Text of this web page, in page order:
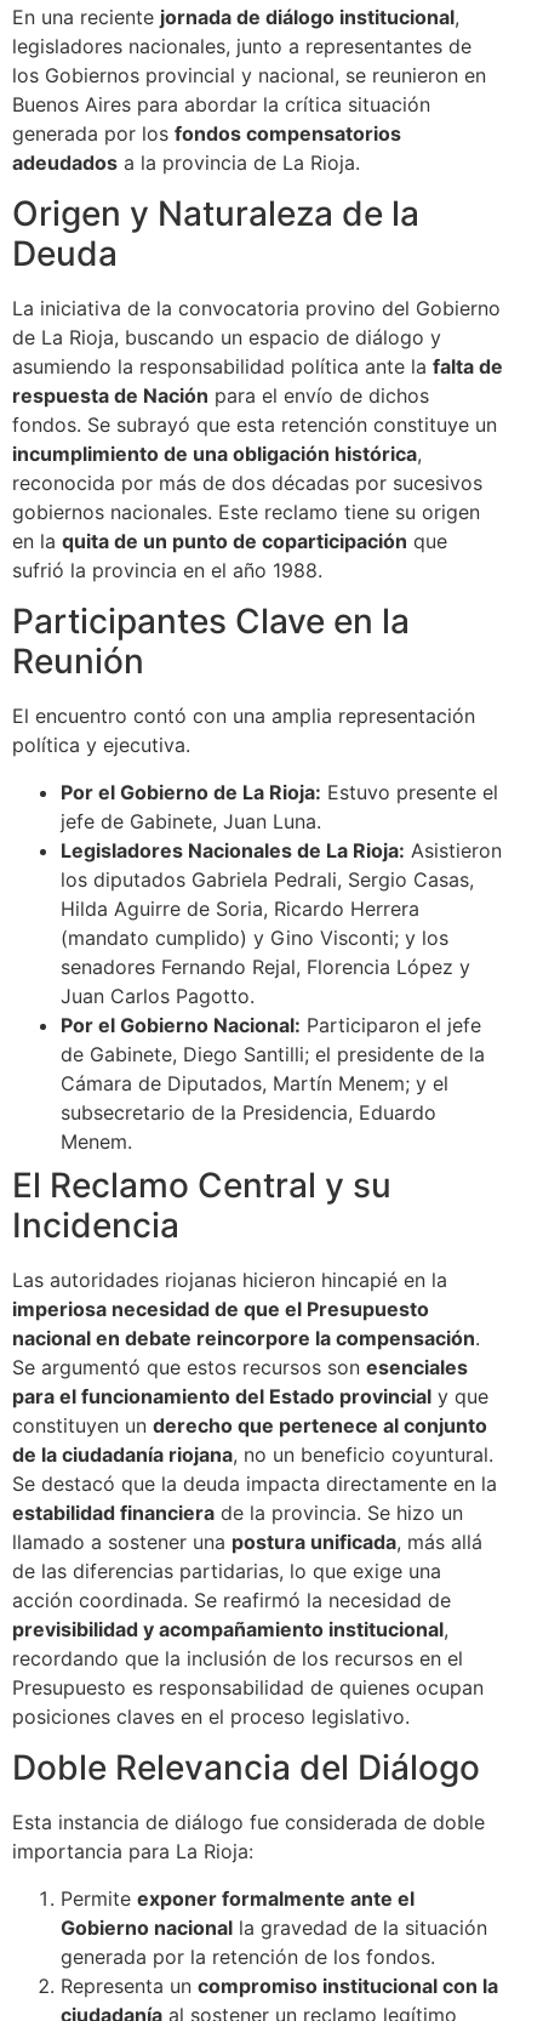
En una reciente jornada de diálogo institucional,
legisladores nacionales, junto a representantes de
los Gobiernos provincial y nacional, se reunieron en
Buenos Aires para abordar la crítica situación
generada por los fondos compensatorios
adeudados a la provincia de La Rioja.
Origen y Naturaleza de la
Deuda
La iniciativa de la convocatoria provino del Gobierno
de La Rioja, buscando un espacio de diálogo y
asumiendo la responsabilidad política ante la falta de
respuesta de Nación para el envío de dichos
fondos. Se subrayó que esta retención constituye un
incumplimiento de una obligación histórica,
reconocida por más de dos décadas por sucesivos
gobiernos nacionales. Este reclamo tiene su origen
en la quita de un punto de coparticipación que
sufrió la provincia en el año 1988.
Participantes Clave en la
Reunión
El encuentro contó con una amplia representación
política y ejecutiva.
Por el Gobierno de La Rioja: Estuvo presente el
jefe de Gabinete, Juan Luna.
Legisladores Nacionales de La Rioja: Asistieron
los diputados Gabriela Pedrali, Sergio Casas,
Hilda Aguirre de Soria, Ricardo Herrera
(mandato cumplido) y Gino Visconti; y los
senadores Fernando Rejal, Florencia López y
Juan Carlos Pagotto.
Por el Gobierno Nacional: Participaron el jefe
de Gabinete, Diego Santilli; el presidente de la
Cámara de Diputados, Martín Menem; y el
subsecretario de la Presidencia, Eduardo
Menem.
El Reclamo Central y su
Incidencia
Las autoridades riojanas hicieron hincapié en la
imperiosa necesidad de que el Presupuesto
nacional en debate reincorpore la compensación.
Se argumentó que estos recursos son esenciales
para el funcionamiento del Estado provincial y que
constituyen un derecho que pertenece al conjunto
de la ciudadanía riojana, no un beneficio coyuntural.
Se destacó que la deuda impacta directamente en la
estabilidad financiera de la provincia. Se hizo un
llamado a sostener una postura unificada, más allá
de las diferencias partidarias, lo que exige una
acción coordinada. Se reafirmó la necesidad de
previsibilidad y acompañamiento institucional,
recordando que la inclusión de los recursos en el
Presupuesto es responsabilidad de quienes ocupan
posiciones claves en el proceso legislativo.
Doble Relevancia del Diálogo
Esta instancia de diálogo fue considerada de doble
importancia para La Rioja:
Permite exponer formalmente ante el
Gobierno nacional la gravedad de la situación
generada por la retención de los fondos.
Representa un compromiso institucional con la
ciudadanía al sostener un reclamo legítimo